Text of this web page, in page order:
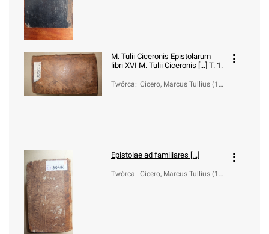
M. Tulii Ciceronis Epistolarum
libri XVI M. Tulii Ciceronis [...] T. 1.
Twórca: Cicero, Marcus Tullius (10
Epistolae ad familiares [...]
Twórca: Cicero, Marcus Tullius (10